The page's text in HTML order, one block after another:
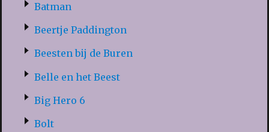
Batman
Beertje Paddington
Beesten bij de Buren
Belle en het Beest
Big Hero 6
Bolt